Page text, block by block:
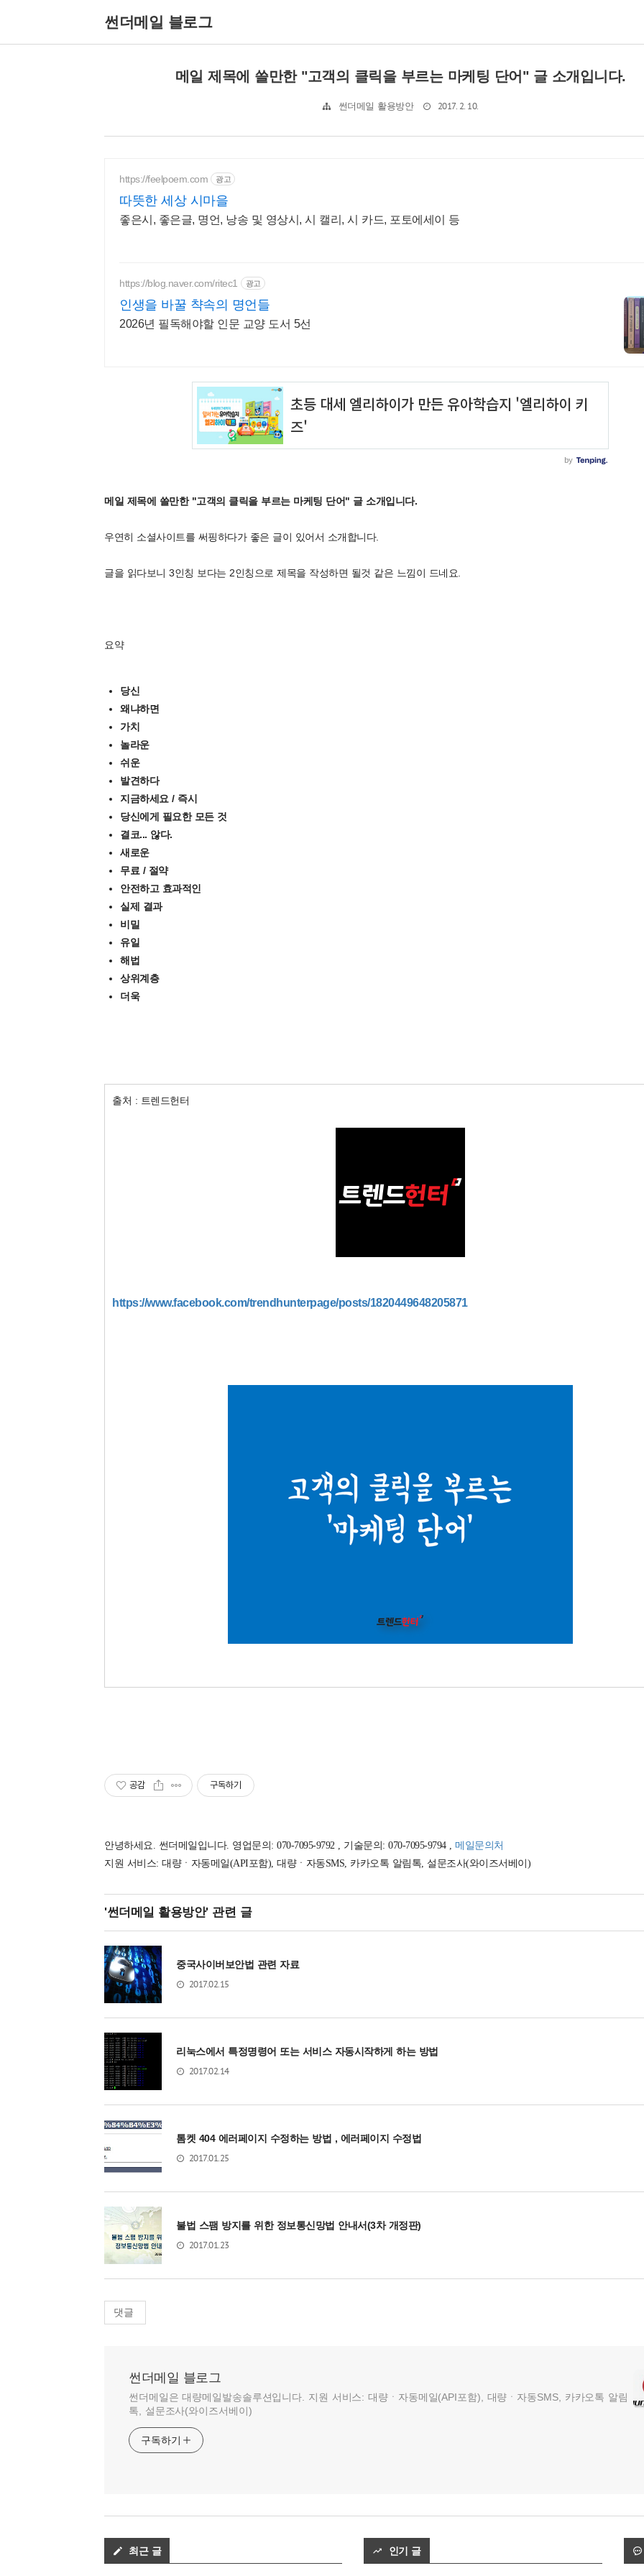
썬더메일 블로그
메일 제목에 쓸만한 "고객의 클릭을 부르는 마케팅 단어" 글 소개입니다.
썬더메일 활용방안 2017. 2. 10.
https://feelpoem.com 광고
따뜻한 세상 시마을
좋은시, 좋은글, 명언, 낭송 및 영상시, 시 캘리, 시 카드, 포토에세이 등
https://blog.naver.com/ritec1 광고
인생을 바꿀 챡속의 명언들
2026년 필독해야할 인문 교양 도서 5선
메일 제목에 쓸만한 "고객의 클릭을 부르는 마케팅 단어" 글 소개입니다.
우연히 소셜사이트를 써핑하다가 좋은 글이 있어서 소개합니다.
글을 읽다보니 3인칭 보다는 2인칭으로 제목을 작성하면 될것 같은 느낌이 드네요.
요약
당신
왜냐하면
가치
놀라운
쉬운
발견하다
지금하세요 / 즉시
당신에게 필요한 모든 것
결코... 않다.
새로운
무료 / 절약
안전하고 효과적인
실제 결과
비밀
유일
해법
상위계층
더욱
출처 : 트렌드헌터
https://www.facebook.com/trendhunterpage/posts/1820449648205871
공감 구독하기
안녕하세요. 썬더메일입니다. 영업문의: 070-7095-9792 , 기술문의: 070-7095-9794 , 메일문의처
지원 서비스: 대량ㆍ자동메일(API포함), 대량ㆍ자동SMS, 카카오톡 알림톡, 설문조사(와이즈서베이)
'썬더메일 활용방안'관련 글
중국사이버보안법 관련 자료
2017.02.15
리눅스에서 특정명령어 또는 서비스 자동시작하게 하는 방법
2017.02.14
톰켓 404 에러페이지 수정하는 방법 , 에러페이지 수정법
2017.01.25
불법 스팸 방지를 위한 정보통신망법 안내서(3차 개정판)
2017.01.23
댓글
썬더메일 블로그
썬더메일은 대량메일발송솔루션입니다. 지원 서비스: 대량ㆍ자동메일(API포함), 대량ㆍ자동SMS, 카카오톡 알림
톡, 설문조사(와이즈서베이)
구독하기
최근 글 인기 글